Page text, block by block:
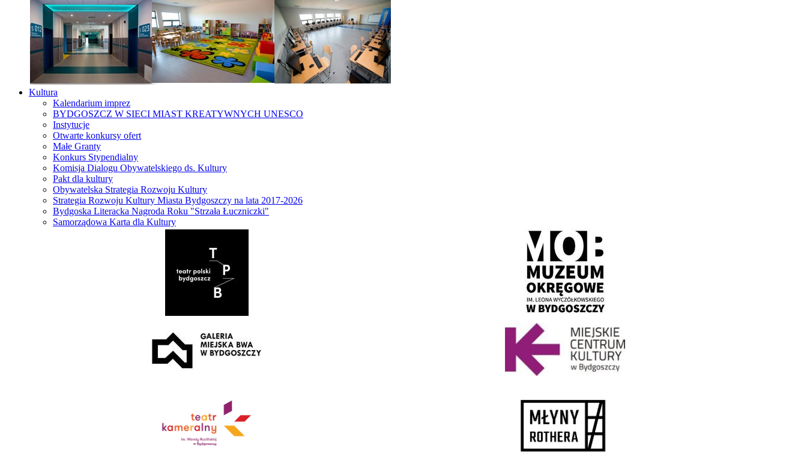
Kultura
Kalendarium imprez
BYDGOSZCZ W SIECI MIAST KREATYWNYCH UNESCO
Instytucje
Otwarte konkursy ofert
Małe Granty
Konkurs Stypendialny
Komisja Dialogu Obywatelskiego ds. Kultury
Pakt dla kultury
Obywatelska Strategia Rozwoju Kultury
Strategia Rozwoju Kultury Miasta Bydgoszczy na lata 2017-2026
Bydgoska Literacka Nagroda Roku "Strzała Łuczniczki"
Samorządowa Karta dla Kultury